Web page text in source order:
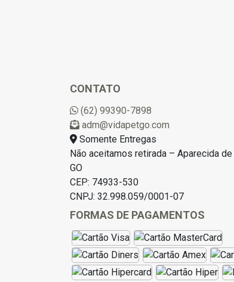
CONTATO
(62) 99390-7898
adm@vidapetgo.com
Somente Entregas
Não aceitamos retirada – Aparecida de
GO
CEP: 74933-530
CNPJ: 32.998.059/0001-07
FORMAS DE PAGAMENTOS